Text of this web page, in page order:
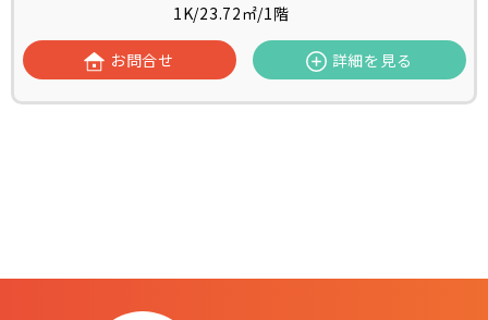
1K/23.72㎡/1階
お問合せ 詳細を見る